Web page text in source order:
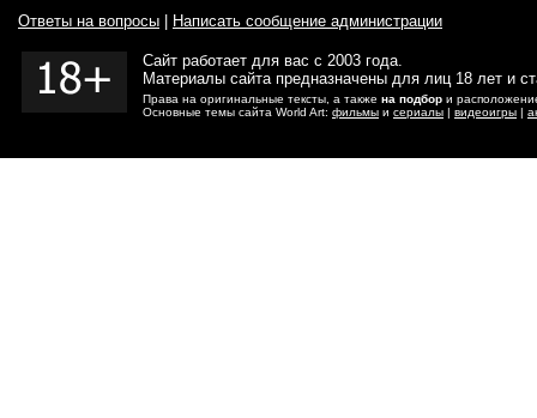
Ответы на вопросы Написать сообщение администрации
Сайт работает для вас с 2003 года.
Материалы сайта предназначены для лиц 18 лет и
Права на оригинальные тексты, а также на подбор и
Основные темы сайта World Art: фильмы и сериалы | видеоигры |